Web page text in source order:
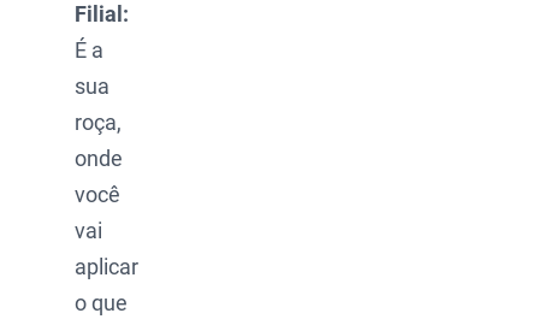
Filial:
É a
sua
roça,
onde
você
vai
aplicar
o que